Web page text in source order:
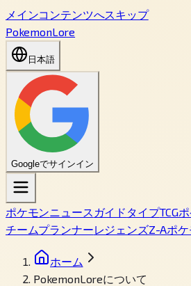
メインコンテンツへスキップ
PokemonLore
日本語
Googleでサインイン
ポケモンニュース ガイド タイプTCG
チームプランナーレジェンズZ-Aポ
ホーム
PokemonLoreについて